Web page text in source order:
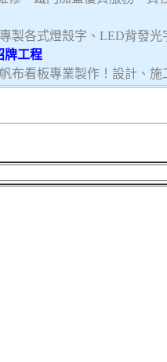
製各式燈殼字、LED背發
牌工程
布看板專業製作！設計、